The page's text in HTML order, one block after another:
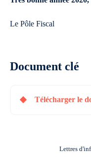
Le Pôle Fiscal
Document clé
Télécharger le
Lettres